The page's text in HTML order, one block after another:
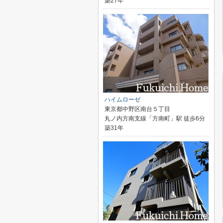
ハイムローゼ
東京都中野区南台５丁目
丸ノ内方南支線「方南町」駅 徒歩6分
築31年